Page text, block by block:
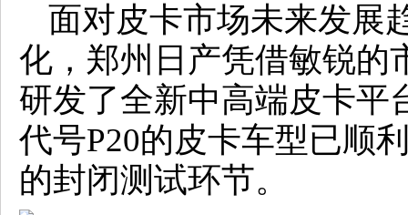
面对皮卡市场未来发展
化，郑州日产凭借敏锐的
研发了全新中高端皮卡平
代号P20的皮卡车型已顺
的封闭测试环节。